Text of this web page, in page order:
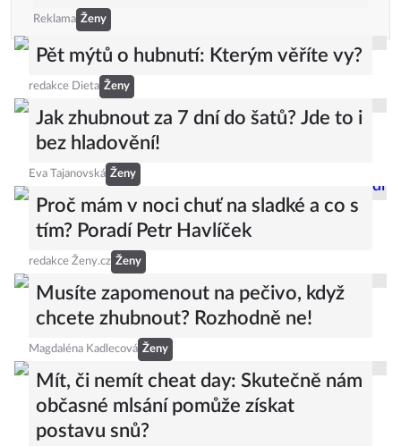
Reklama Ženy
Pět mýtů o hubnutí: Kterým věříte vy?
redakce Dieta Ženy
Jak zhubnout za 7 dní do šatů? Jde to i
bez hladovění!
Eva Tajanovská Ženy
Proč mám v noci chuť na sladké a co s
tím? Poradí Petr Havlíček
redakce Ženy.cz Ženy
Musíte zapomenout na pečivo, když
chcete zhubnout? Rozhodně ne!
Magdaléna Kadlecová Ženy
Mít, či nemít cheat day: Skutečně nám
občasné mlsání pomůže získat
postavu snů?